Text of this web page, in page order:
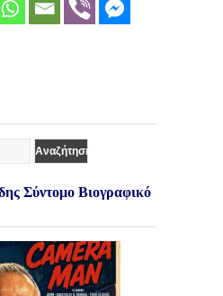
Σύντομο Βιογραφικό